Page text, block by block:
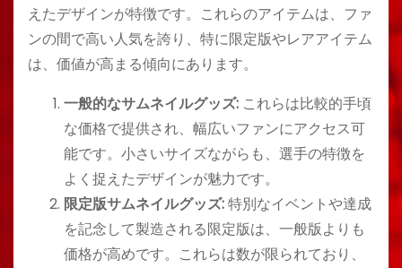
えたデザインが特徴です。これらのアイテムは、ファ
ンの間で高い人気を誇り、特に限定版やレアアイテム
は、価値が高まる傾向にあります。
一般的なサムネイルグッズ: これらは比較的手頃
な価格で提供され、幅広いファンにアクセス可
能です。小さいサイズながらも、選手の特徴を
よく捉えたデザインが魅力です。
限定版サムネイルグッズ:特別なイベントや達成
を記念して製造される限定版は、一般版よりも
価格が高めです。これらは数が限られており、